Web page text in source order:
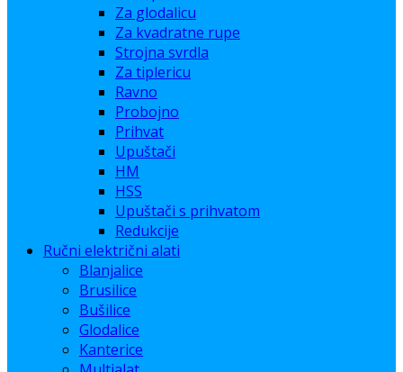
Za glodalicu
Za kvadratne rupe
Strojna svrdla
Za tiplericu
Ravno
Probojno
Prihvat
Upuštači
HM
HSS
Upuštači s prihvatom
Redukcije
Ručni električni alati
Blanjalice
Brusilice
Bušilice
Glodalice
Kanterice